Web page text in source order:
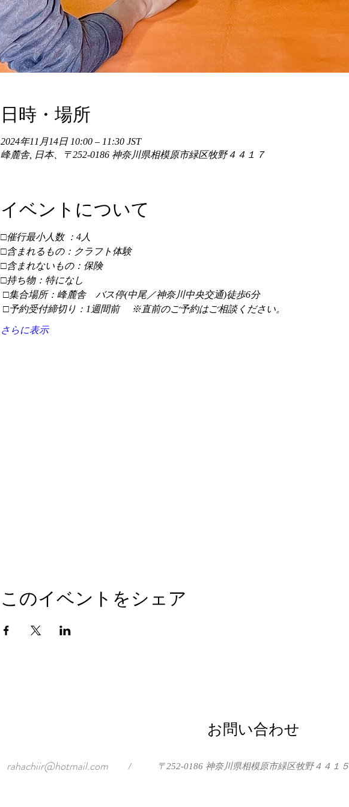
日時・場所
2024年11月14日 10:00 – 11:30 JST
峰麓舎, 日本、〒252-0186 神奈川県相模原市緑区牧野４４１７
イベントについて
□催行最小人数 ：4人
□含まれるもの：クラフト体験
□含まれないもの：保険
□持ち物：特になし
□集合場所：峰麓舎　バス停(中尾／神奈川中央交通)徒歩6分
□予約受付締切り：1週間前 　※直前のご予約はご相談ください。
さらに表示
このイベントをシェア
お問い合わせ
rahachiir@hotmail.com / 〒252-0186 神奈川県相模原市緑区牧野４４１５